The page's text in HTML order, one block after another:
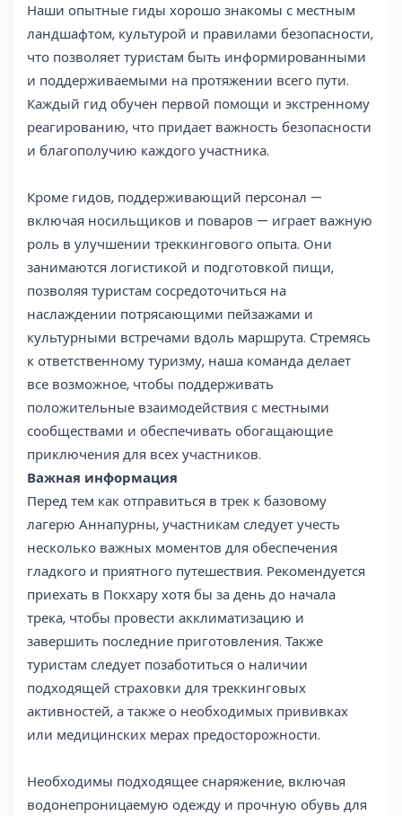
Наши опытные гиды хорошо знакомы с местным
ландшафтом, культурой и правилами безопасности,
что позволяет туристам быть информированными
и поддерживаемыми на протяжении всего пути.
Каждый гид обучен первой помощи и экстренному
реагированию, что придает важность безопасности
и благополучию каждого участника.
Кроме гидов, поддерживающий персонал —
включая носильщиков и поваров — играет важную
роль в улучшении треккингового опыта. Они
занимаются логистикой и подготовкой пищи,
позволяя туристам сосредоточиться на
наслаждении потрясающими пейзажами и
культурными встречами вдоль маршрута. Стремясь
к ответственному туризму, наша команда делает
все возможное, чтобы поддерживать
положительные взаимодействия с местными
сообществами и обеспечивать обогащающие
приключения для всех участников.
Важная информация
Перед тем как отправиться в трек к базовому
лагерю Аннапурны, участникам следует учесть
несколько важных моментов для обеспечения
гладкого и приятного путешествия. Рекомендуется
приехать в Покхару хотя бы за день до начала
трека, чтобы провести акклиматизацию и
завершить последние приготовления. Также
туристам следует позаботиться о наличии
подходящей страховки для треккинговых
активностей, а также о необходимых прививках
или медицинских мерах предосторожности.
Необходимы подходящее снаряжение, включая
водонепроницаемую одежду и прочную обувь для